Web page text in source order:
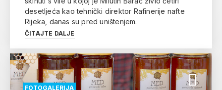
desetljeća kao tehnički direktor Rafinerije nafte
Rijeka, danas su pred uništenjem.
ČITAJTE DALJE
FOTOGALERIJA